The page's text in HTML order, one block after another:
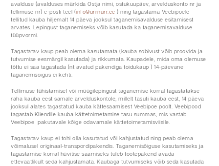
avalduse (avalduses märkida Ostja nimi, ostukuupäev, arvelduskonto nr ja
tellimuse nr) e-posti teel (info@urrnurr.ee ) ning tagastama Veebipoele
tellitud kauba hiljemalt 14 päeva jooksul taganemisavalduse esitamisest
arvates. Lepingust taganemiseks võib kasutada ka taganemisavalduse
tüüpvormi.
Tagastatav kaup peab olema kasutamata (kauba sobivust võib proovida ja
tutvumise eesmärgil kasutada) ja rikkumata. Kaupadele, mida oma olemuse
tõttu ei saa tagastada (nt avatud pakendiga toidukaup ) 14-päevane
taganemisõigus ei kehti.
Tellimuse tühistamisel või müügilepingust taganemise korral tagastatakse
raha kauba eest samale arvelduskontole, millelt tasuti kauba eest, 14 päeva
jooksul alates tagastatud kauba kättesaamisest Veebipoe poolt. Veebipood
tagastab Kliendile kauba kättetoimetamise tasu summas, mis vastab
Veebipoe pakutavale kõige odavamale kättetoimetamisviisile.
Tagastatav kaup ei tohi olla kasutatud või kahjustatud ning peab olema
võimalusel originaal-transpordipakendis. Taganemisõiguse kasutamiseks ja
tagastamise korral hüvitise saamiseks tuleb tootepakend avada
ettevaatlikult seda kahjustamata. Kaubaga tutvumiseks võib seda kasutada